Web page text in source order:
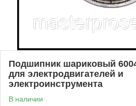
Подшипник шариковый
для электродвигателей и
электроинструмента
В наличии